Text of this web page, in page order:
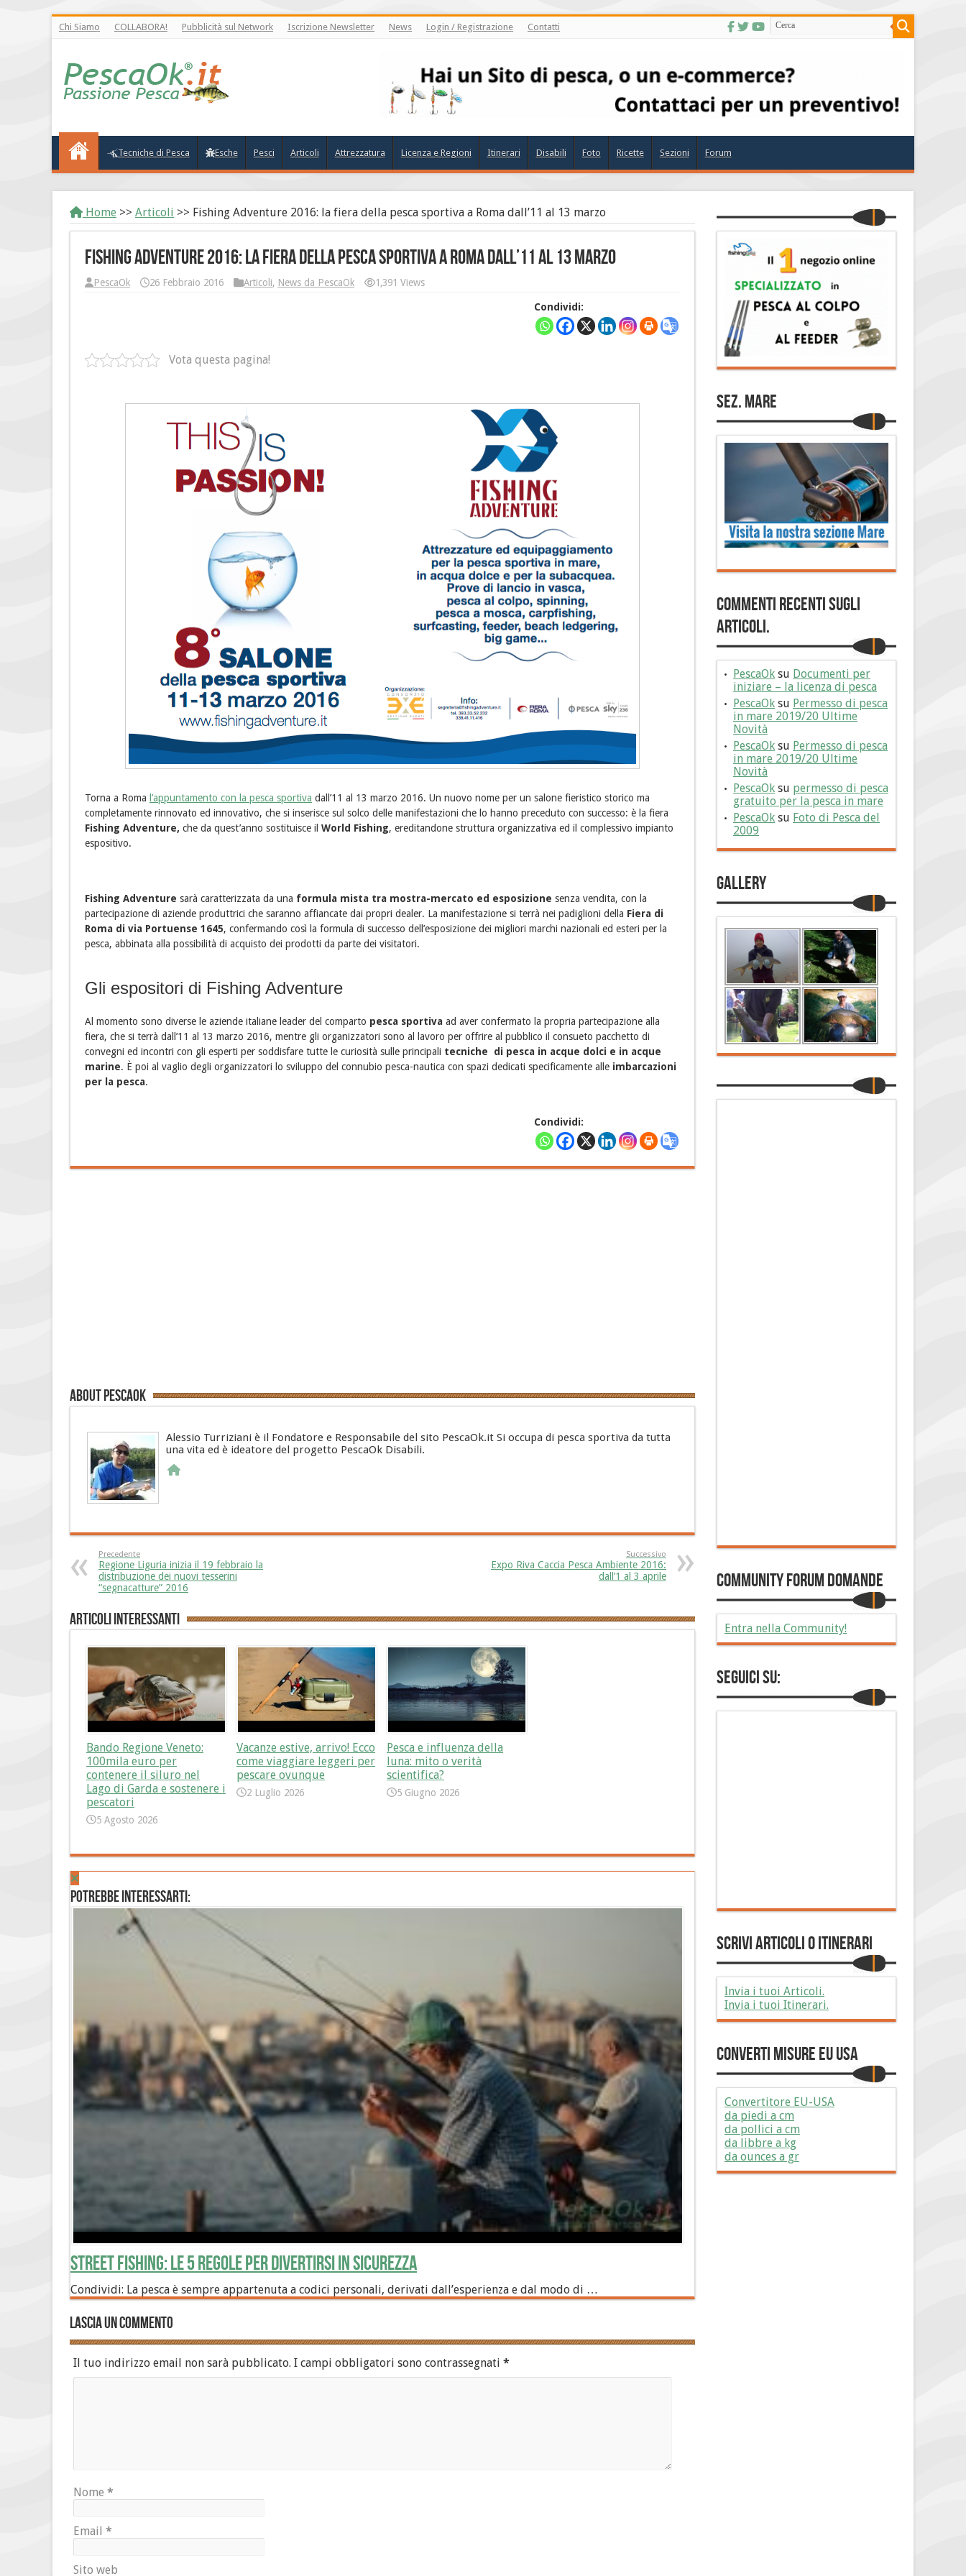
Chi Siamo COLLABORA! Pubblicità sul Network Iscrizione Newsletter News Login / Registrazione Contatti
Tecniche di Pesca Esche Pesci Articoli Attrezzatura Licenza e Regioni Itinerari Disabili Foto Ricette Sezioni Forum
Home >> Articoli >> Fishing Adventure 2016: la fiera della pesca sportiva a Roma dall’11 al 13 marzo
Fishing Adventure 2016: la fiera della pesca sportiva a Roma dall’11 al 13 marzo
PescaOk 26 Febbraio 2016 Articoli, News da PescaOk 1,391 Views
Condividi:
Vota questa pagina!
Torna a Roma l’appuntamento con la pesca sportiva dall’11 al 13 marzo 2016. Un nuovo nome per un salone fieristico storico ma
completamente rinnovato ed innovativo, che si inserisce sul solco delle manifestazioni che lo hanno preceduto con successo: è la fiera
Fishing Adventure, che da quest’anno sostituisce il World Fishing, ereditandone struttura organizzativa ed il complessivo impianto
espositivo.
Fishing Adventure sarà caratterizzata da una formula mista tra mostra-mercato ed esposizione senza vendita, con la
partecipazione di aziende produttrici che saranno affiancate dai propri dealer. La manifestazione si terrà nei padiglioni della Fiera di
Roma di via Portuense 1645, confermando così la formula di successo dell’esposizione dei migliori marchi nazionali ed esteri per la
pesca, abbinata alla possibilità di acquisto dei prodotti da parte dei visitatori.
Gli espositori di Fishing Adventure
Al momento sono diverse le aziende italiane leader del comparto pesca sportiva ad aver confermato la propria partecipazione alla
fiera, che si terrà dall’11 al 13 marzo 2016, mentre gli organizzatori sono al lavoro per offrire al pubblico il consueto pacchetto di
convegni ed incontri con gli esperti per soddisfare tutte le curiosità sulle principali tecniche di pesca in acque dolci e in acque
marine. È poi al vaglio degli organizzatori lo sviluppo del connubio pesca-nautica con spazi dedicati specificamente alle imbarcazioni
per la pesca.
Condividi:
About PescaOk
Alessio Turriziani è il Fondatore e Responsabile del sito PescaOk.it Si occupa di pesca sportiva da tutta
una vita ed è ideatore del progetto PescaOk Disabili.
Precedente
Regione Liguria inizia il 19 febbraio la
distribuzione dei nuovi tesserini
“segnacatture” 2016
Successivo
Expo Riva Caccia Pesca Ambiente 2016:
dall’1 al 3 aprile
Articoli interessanti
Bando Regione Veneto:
100mila euro per
contenere il siluro nel
Lago di Garda e sostenere i
pescatori
5 Agosto 2026
Vacanze estive, arrivo! Ecco
come viaggiare leggeri per
pescare ovunque
2 Luglio 2026
Pesca e influenza della
luna: mito o verità
scientifica?
5 Giugno 2026
Potrebbe interessarti:
Street Fishing: le 5 regole per divertirsi in sicurezza
Condividi: La pesca è sempre appartenuta a codici personali, derivati dall’esperienza e dal modo di …
Lascia un commento
Il tuo indirizzo email non sarà pubblicato. I campi obbligatori sono contrassegnati *
Nome *
Email *
Sito web
Sez. Mare
Commenti Recenti sugli
articoli.
PescaOk su Documenti per
iniziare – la licenza di pesca
PescaOk su Permesso di pesca
in mare 2019/20 Ultime
Novità
PescaOk su Permesso di pesca
in mare 2019/20 Ultime
Novità
PescaOk su permesso di pesca
gratuito per la pesca in mare
PescaOk su Foto di Pesca del
2009
Gallery
Community Forum Domande
Entra nella Community!
Seguici su:
Scrivi Articoli o Itinerari
Invia i tuoi Articoli.
Invia i tuoi Itinerari.
Converti Misure EU USA
Convertitore EU-USA
da piedi a cm
da pollici a cm
da libbre a kg
da ounces a gr